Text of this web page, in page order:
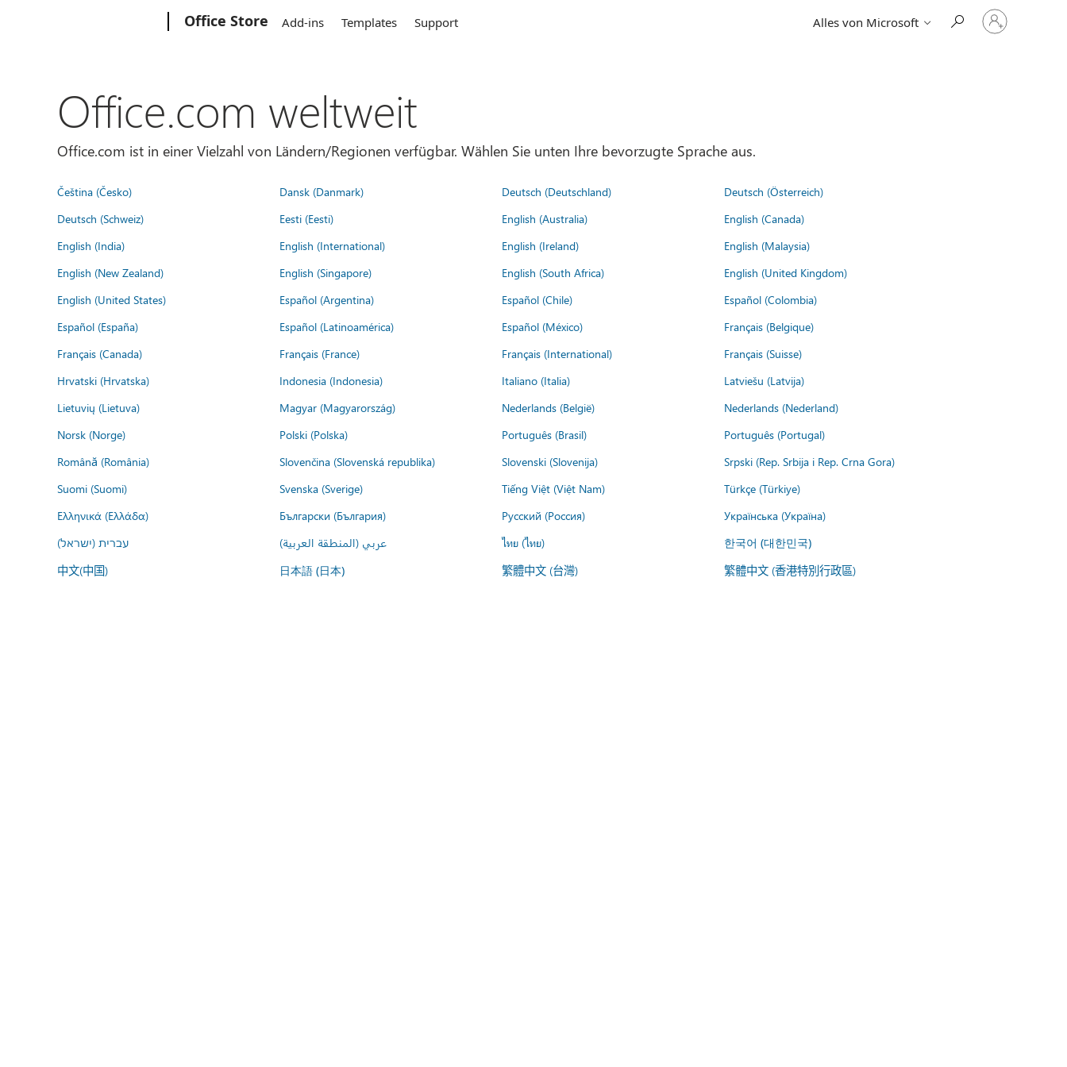
Office Store Add-ins Templates Support Alles von Microsoft
Bei
Ihrem
Konto
Office.com weltweit
Office.com ist in einer Vielzahl von Ländern/Regionen verfügbar. Wählen Sie unten Ihre bevorzugte Sprache aus.
Čeština (Česko) Dansk (Danmark) Deutsch (Deutschland)
Deutsch (Österreich)
Deutsch (Schweiz)
Eesti (Eesti) English (Australia)
English (Canada)
English (India)
English (International) English (Ireland)
English (Malaysia)
English (New Zealand)
English (Singapore) English (South Africa)
English (United Kingdom)
English (United States)
Español (Argentina) Español (Chile)
Español (Colombia)
Español (España)
Español (Latinoamérica) Español (México)
Français (Belgique)
Français (Canada)
Français (France) Français (International)
Français (Suisse)
Hrvatski (Hrvatska)
Indonesia (Indonesia) Italiano (Italia)
Latviešu (Latvija)
Lietuvių (Lietuva)
Magyar (Magyarország) Nederlands (België)
Nederlands (Nederland)
Norsk (Norge)
Polski (Polska) Português (Brasil)
Português (Portugal)
Română (România)
Slovenčina (Slovenská republika) Slovenski (Slovenija)
Srpski (Rep. Srbija i Rep. Crna Gora)
Suomi (Suomi)
Svenska (Sverige) Tiếng Việt (Việt Nam)
Türkçe (Türkiye)
Ελληνικά (Ελλάδα)
Български (България) Русский (Россия)
Українська (Україна)
עברית (ישראל)
عربي (المنطقة العربية) ไทย (ไทย) 한국어 (대한민국)
中文(中国) 日本語 (日本) 繁體中文 (台灣) 繁體中文 (香港特別行政區)